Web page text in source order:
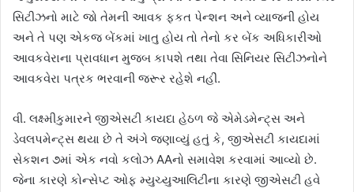
સિટીઝનો માટે જો તેમની આવક ફકત પેન્શન અને વ્યાજની હોય
અને તે પણ એકજ બેંકમાં ખાતુ હોય તો તેનો કર બેંક અધિકારીઓ
આવકવેરાના પ્રાવધાન મુજબ કાપશે તથા તેવા સિનિયર સિટીઝનોને
આવકવેરા પત્રક ભરવાની જરૂર રહેશે નહીં.
વી. લક્ષ્મીકુમારને જીએસટી કાયદા હેઠળ જે એમેડમેન્ટ્‌સ અને
ડેવલપમેન્ટ્‌સ થયા છે તે અંગે જણાવ્યું હતું કે, જીએસટી કાયદામાં
સેકશન ૭માં એક નવો કલોઝ AAનો સમાવેશ કરવામાં આવ્યો છે.
જેના કારણે કોન્સેપ્ટ ઓફ મ્યુચ્યુઆલિટીના કારણે જીએસટી હવે